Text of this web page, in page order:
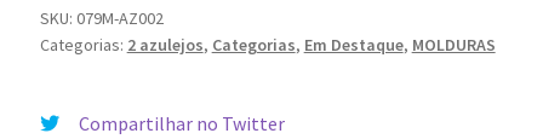
da
Igrejinha
SKU: 079M-AZ002
Categorias: 2 azulejos, Categorias, Em Destaque, MOLDURAS
Compartilhar no Twitter